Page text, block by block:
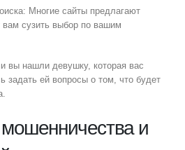
Многие сайты предлагают
сузить выбор по вашим
вы нашли девушку, которая вас
задать ей вопросы о том, что будет
и